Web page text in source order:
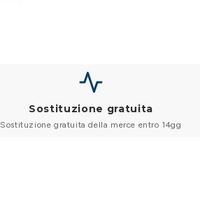
Sostituzione gratuita
Sostituzione gratuita della merce entro 14gg